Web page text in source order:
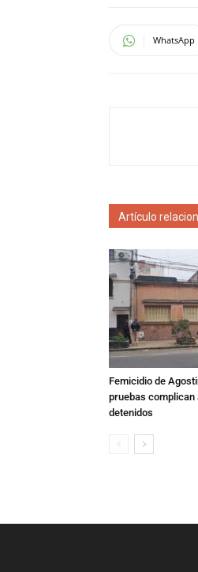
WhatsApp
Artículo
Femicidio de
pruebas complican
detenidos